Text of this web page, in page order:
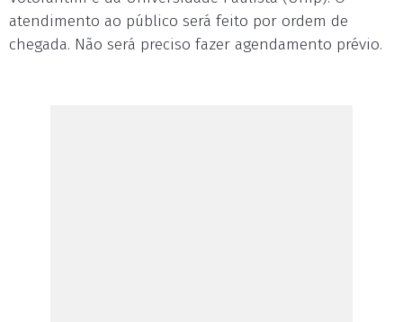
atendimento ao público será feito por ordem de
chegada. Não será preciso fazer agendamento prévio.